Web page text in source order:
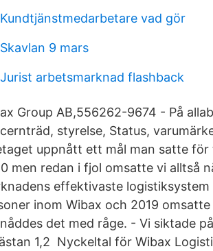
Kundtjänstmedarbetare vad gör
Skavlan 9 mars
Jurist arbetsmarknad flashback
Group AB,556262-9674 - På
styrelse, Status,
uppnått ett mål man satte för
men redan i fjol omsatte vi alltså
effektivaste
inom Wibax och 2019
det med råge. - Vi siktade
1,2 Nyckeltal för Wibax